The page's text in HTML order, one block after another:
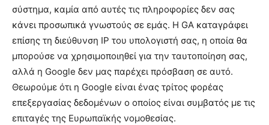
σύστημα, καμία από αυτές τις πληροφορίες δεν σας
κάνει προσωπικά γνωστούς σε εμάς. Η GA καταγράφει
επίσης τη διεύθυνση IP του υπολογιστή σας, η οποία θα
μπορούσε να χρησιμοποιηθεί για την ταυτοποίηση σας,
αλλά η Google δεν μας παρέχει πρόσβαση σε αυτό.
Θεωρούμε ότι η Google είναι ένας τρίτος φορέας
επεξεργασίας δεδομένων ο οποίος είναι συμβατός με τις
επιταγές της Ευρωπαϊκής νομοθεσίας.